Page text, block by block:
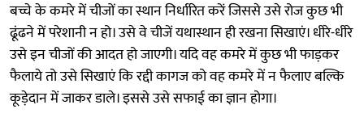
बच्चे के कमरे में चीजों का स्थान निर्धारित करें जिससे उसे रोज कुछ भी
ढूंढने में परेशानी न हो। उसे वे चीजें यथास्थान ही रखना सिखाएं। धीरे-धीरे
उसे इन चीजों की आदत हो जाएगी। यदि वह कमरे में कुछ भी फाड़कर
फैलाये तो उसे सिखाएं कि रद्दी कागज को वह कमरे में न फैलाए बल्कि
कूड़ेदान में जाकर डाले। इससे उसे सफाई का ज्ञान होगा।